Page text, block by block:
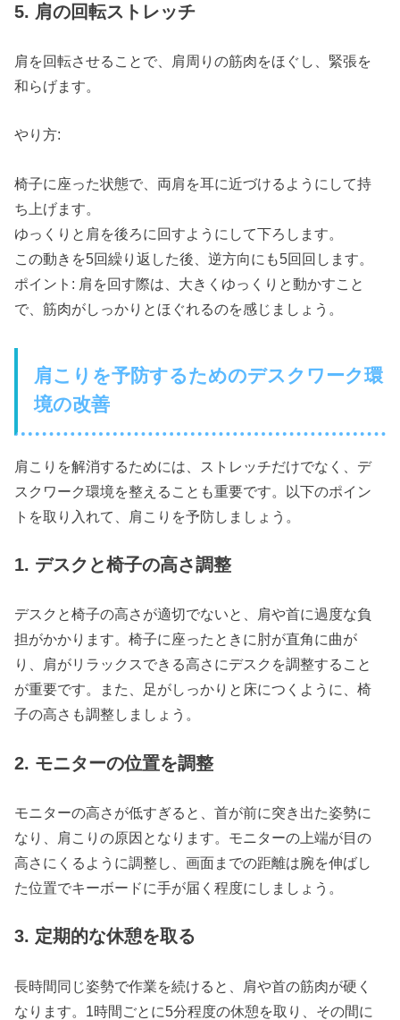
5. 肩の回転ストレッチ
肩を回転させることで、肩周りの筋肉をほぐし、緊張を
和らげます。
やり方:
椅子に座った状態で、両肩を耳に近づけるようにして持
ち上げます。
ゆっくりと肩を後ろに回すようにして下ろします。
この動きを5回繰り返した後、逆方向にも5回回します。
ポイント: 肩を回す際は、大きくゆっくりと動かすこと
で、筋肉がしっかりとほぐれるのを感じましょう。
肩こりを予防するためのデスクワーク環
境の改善
肩こりを解消するためには、ストレッチだけでなく、デ
スクワーク環境を整えることも重要です。以下のポイン
トを取り入れて、肩こりを予防しましょう。
1. デスクと椅子の高さ調整
デスクと椅子の高さが適切でないと、肩や首に過度な負
担がかかります。椅子に座ったときに肘が直角に曲が
り、肩がリラックスできる高さにデスクを調整すること
が重要です。また、足がしっかりと床につくように、椅
子の高さも調整しましょう。
2. モニターの位置を調整
モニターの高さが低すぎると、首が前に突き出た姿勢に
なり、肩こりの原因となります。モニターの上端が目の
高さにくるように調整し、画面までの距離は腕を伸ばし
た位置でキーボードに手が届く程度にしましょう。
3. 定期的な休憩を取る
長時間同じ姿勢で作業を続けると、肩や首の筋肉が硬く
なります。1時間ごとに5分程度の休憩を取り、その間に